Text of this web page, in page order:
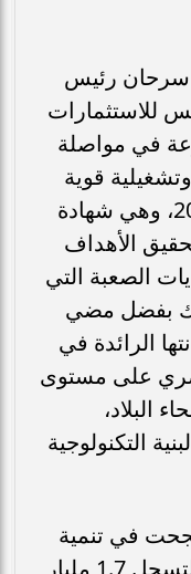
سرحان رئيس
للاستثمارات
في مواصلة
قوية
بختام النصف الأول من عام 2023، وهي شهادة
الأهداف
الصعبة التي
بفضل مضي
الرائدة في
على مستوى
البلاد،
التكنولوجية
في تنمية
الإيرادات بنسبة سنوية 37.5% لتسجل 1.7 مليار